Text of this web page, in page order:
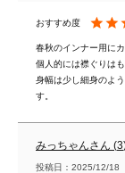
春秋のインナー用に
個人的には襟ぐりは
身幅は少し細身のよ
す。
みっちゃん 3
投稿日 2025/12/18